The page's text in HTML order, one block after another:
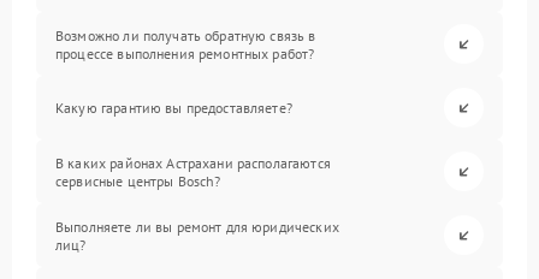
Возможно ли получать обратную связь в
процессе выполнения ремонтных работ?
Какую гарантию вы предоставляете?
В каких районах Астрахани располагаются
сервисные центры Bosch?
Выполняете ли вы ремонт для юридических
лиц?